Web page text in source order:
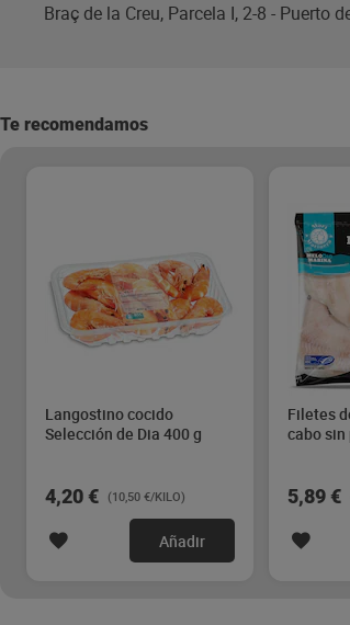
Braç de la Creu, Parcela I, 2-8 - Puerto
Te recomendamos
Langostino cocido
Selección de Dia 400 g
4,20 € (10,50 €/KILO)
Añadir
Filetes
cabo sin
5,89 €